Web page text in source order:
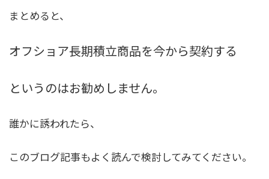
まとめると、
オフショア長期積立商品を今から契約する
というのはお勧めしません。
誰かに誘われたら、
このブログ記事もよく読んで検討してみてください。